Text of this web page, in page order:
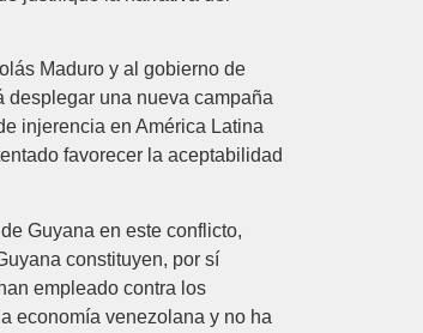
Maduro y al gobierno de
desplegar una nueva campaña
injerencia en América Latina
favorecer la aceptabilidad
Guyana en este conflicto,
constituyen, por sí
empleado contra los
economía venezolana y no ha